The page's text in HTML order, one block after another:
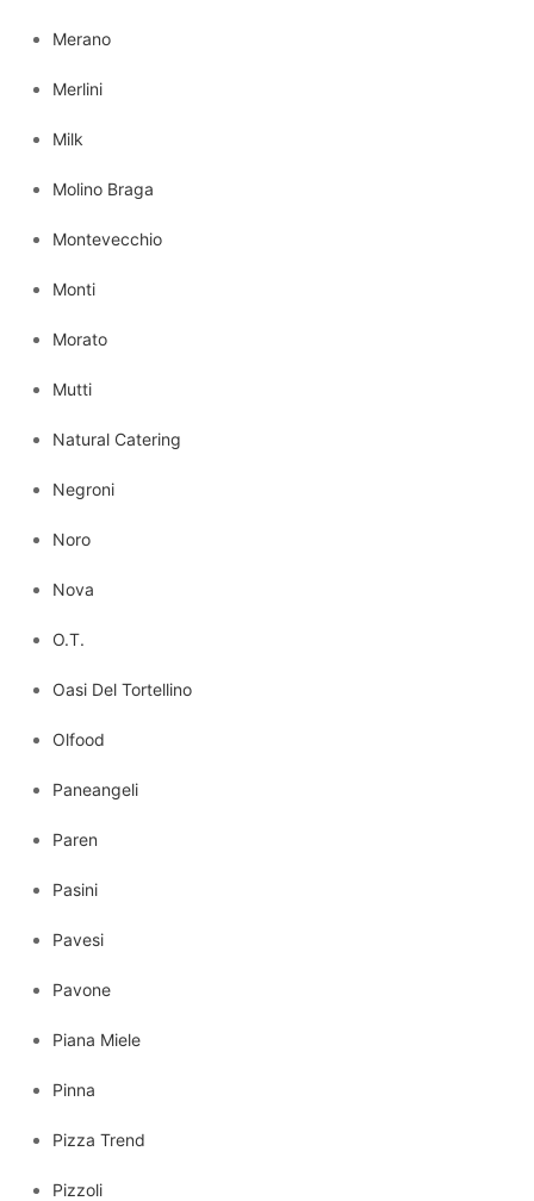
Merano
Merlini
Milk
Molino Braga
Montevecchio
Monti
Morato
Mutti
Natural Catering
Negroni
Noro
Nova
O.T.
Oasi Del Tortellino
Olfood
Paneangeli
Paren
Pasini
Pavesi
Pavone
Piana Miele
Pinna
Pizza Trend
Pizzoli